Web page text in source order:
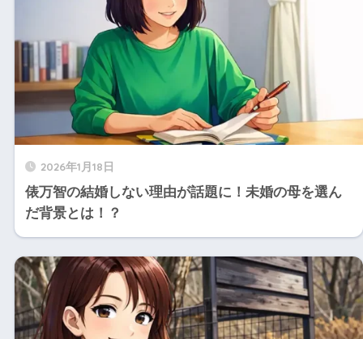
2026年1月18日
俵万智の結婚しない理由が話題に！未婚の母を選ん
だ背景とは！？